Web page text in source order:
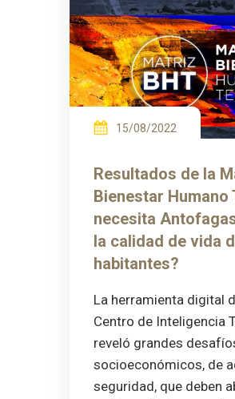
15/08/2022
Resultados de la
Bienestar
necesita
la calidad de vida
habitantes?
La herramienta digital
Centro de Inteligencia
reveló grandes
socioeconómicos, de
seguridad, que deben